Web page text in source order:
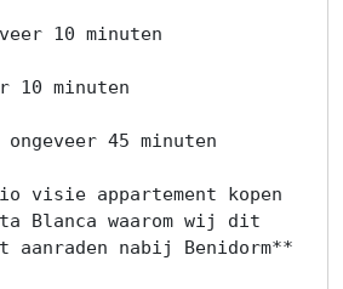
10 minuten
10 minuten
45 minuten
visie appartement kopen
Blanca waarom wij dit
aanraden nabij Benidorm**